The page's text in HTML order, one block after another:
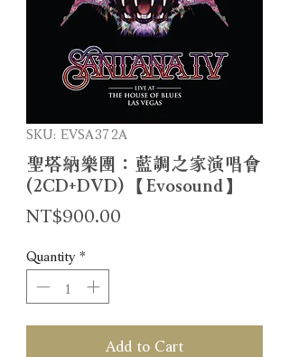
SKU: EVSA372A
聖塔納樂團：藍調之家演唱會
(2CD+DVD) 【Evosound】
NT$900.00
Quantity *
Add to Cart